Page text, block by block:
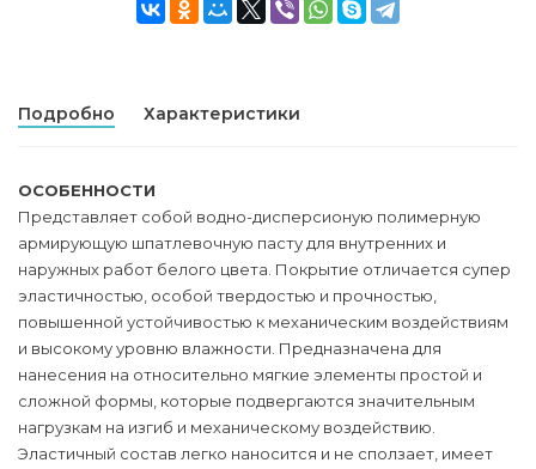
Подробно Характеристики
ОСОБЕННОСТИ
Представляет собой водно-дисперсионую полимерную
армирующую шпатлевочную пасту для внутренних и
наружных работ белого цвета. Покрытие отличается супер
эластичностью, особой твердостью и прочностью,
повышенной устойчивостью к механическим воздействиям
и высокому уровню влажности. Предназначена для
нанесения на относительно мягкие элементы простой и
сложной формы, которые подвергаются значительным
нагрузкам на изгиб и механическому воздействию.
Эластичный состав легко наносится и не сползает, имеет